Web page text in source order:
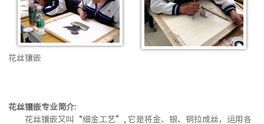
花丝镶嵌
花丝镶嵌专业简介:
花丝镶嵌又叫“细金工艺”, 它是将金、银、铜拉成丝，运用各